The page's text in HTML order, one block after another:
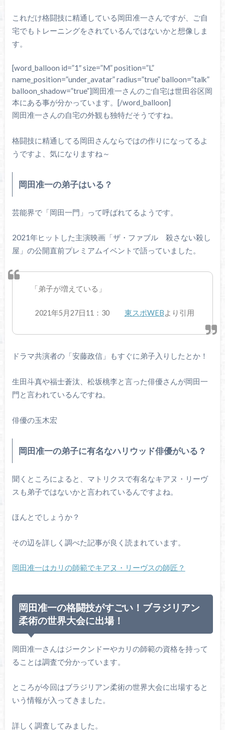
これだけ格闘技に精通している岡田准一さんですが、ご自
宅でもトレーニングをされているんではないかと想像しま
す。
[word_balloon id=”1″ size=”M” position=”L”
name_position=”under_avatar” radius=”true” balloon=”talk”
balloon_shadow=”true”]岡田准一さんのご自宅は世田谷区岡
本にある事が分かっています。[/word_balloon]
岡田准一さんの自宅の外観も独特だそうですね。
格闘技に精通してる岡田さんならではの作りになってるよ
うですよ、気になりますね～
岡田准一の弟子はいる？
芸能界で「岡田一門」って呼ばれてるようです。
2021年ヒットした主演映画「ザ・ファブル 殺さない殺し
屋」の公開直前プレミアムイベントで語っていました。
「弟子が増えている」
2021年5月27日11：30 東スポWEBより引用
ドラマ共演者の「安藤政信」もすぐに弟子入りしたとか！
生田斗真や福士蒼汰、松坂桃李と言った俳優さんが岡田一
門と言われているんですね。
俳優の玉木宏
岡田准一の弟子に有名なハリウッド俳優がいる？
聞くところによると、マトリクスで有名なキアヌ・リーヴ
スも弟子ではないかと言われているんですよね。
ほんとでしょうか？
その辺を詳しく調べた記事が良く読まれています。
岡田准一はカリの師範でキアヌ・リーヴスの師匠？
岡田准一の格闘技がすごい！ブラジリアン
柔術の世界大会に出場！
岡田准一さんはジークンドーやカリの師範の資格を持って
ることは調査で分かっています。
ところが今回はブラジリアン柔術の世界大会に出場すると
いう情報が入ってきました。
詳しく調査してみました。